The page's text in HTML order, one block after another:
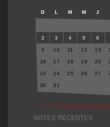
D L M M J
2 3 4 5 6
9 10 11 12 13
16 17 18 19 20
23 24 25 26 27
30 31
NOTES RÉCENTES